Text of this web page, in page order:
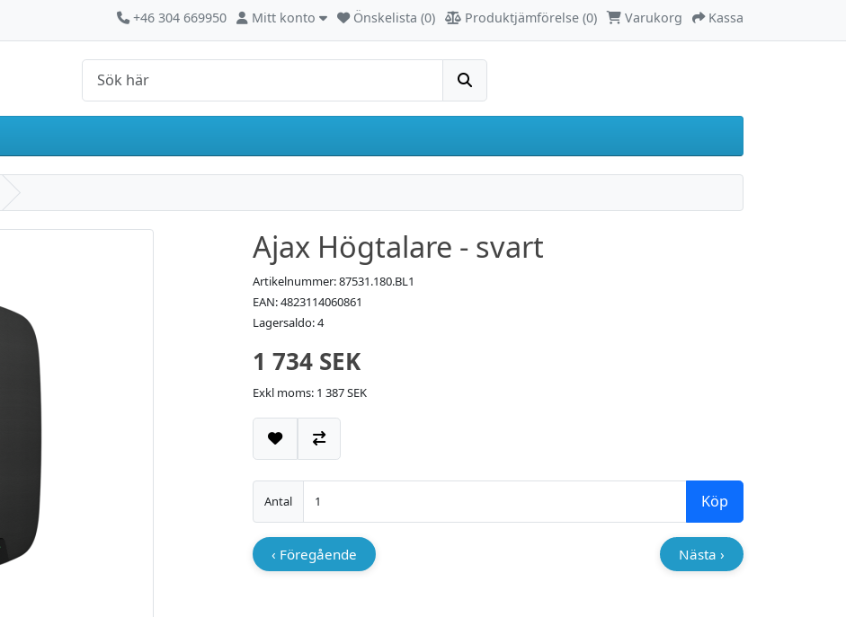
Kontakta oss
+46 304 669950 Mitt konto
Mitt konto Önskelista (0) Produktjämförelse (0) Varukorg Kassa
Sök
Ajax Högtalare - svart
Artikelnummer: 87531.180.BL1
EAN: 4823114060861
Lagersaldo: 4
1 734 SEK
Exkl moms: 1 387 SEK
Lägg till i önskelistan
Jämför
Antal Köp
‹ Föregående Nästa ›